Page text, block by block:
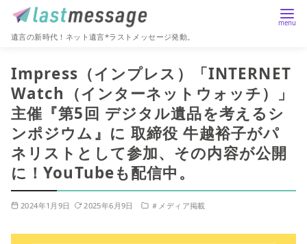
遺言の新時代！ネット遺言*ラストメッセージ発動。
Impress（インプレス）「INTERNET
Watch（インターネットウォッチ）」
主催『第5回 デジタル遺品を考えるシ
ンポジウム』に 取締役 牛越裕子がパ
ネリストとして参加、その内容が公開
に！YouTubeも配信中。
2024年1月9日 2025年6月9日 ＃メディア掲載